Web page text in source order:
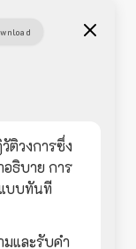
ติวงการซึ่ง
ธิบาย การ
แบบทันที
มและรับคำ